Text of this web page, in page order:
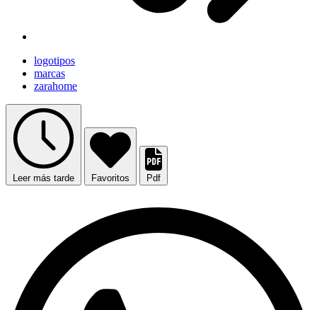
logotipos
marcas
zarahome
Leer más tarde Favoritos Pdf